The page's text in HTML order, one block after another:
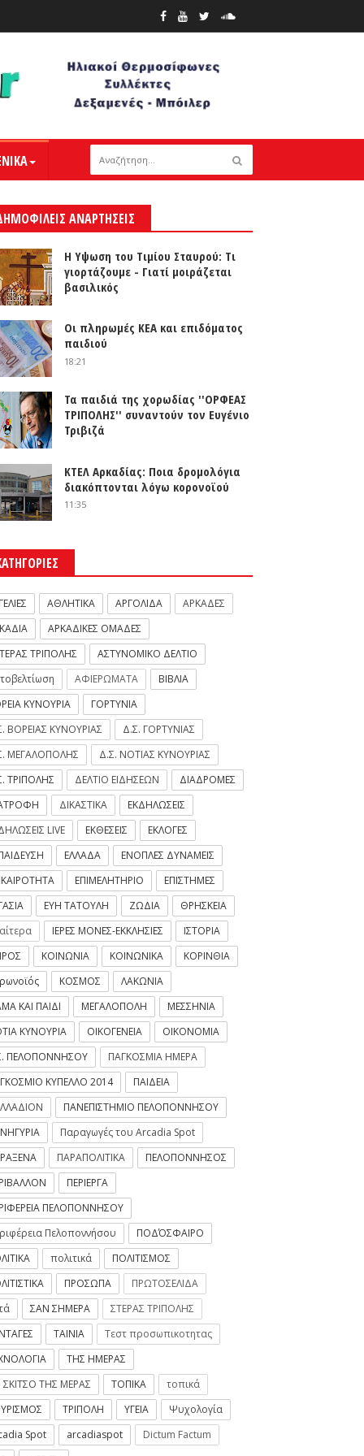
ΑΝΑΡΤΗΣΕΙΣ
Η Υψωση του Τιμίου Σταυρού: Τι
γιορτάζουμε - Γιατί μοιράζεται
βασιλικός
Οι πληρωμές ΚΕΑ και επιδόματος
παιδιού
18:21
Τα παιδιά της χορωδίας ''ΟΡΦΕΑΣ
ΤΡΙΠΟΛΗΣ'' συναντούν τον Ευγένιο
Τριβιζά
ΚΤΕΛ Αρκαδίας: Ποια δρομολόγια
διακόπτονται λόγω κορονοϊού
11:35
ΑΘΛΗΤΙΚΑ ΑΡΓΟΛΙΔΑ
ΑΡΚΑΔΕΣ
ΑΡΚΑΔΙΚΕΣ ΟΜΑΔΕΣ
ΤΡΙΠΟΛΗΣ
ΑΣΤΥΝΟΜΙΚΟ ΔΕΛΤΙΟ
ΑΦΙΕΡΩΜΑΤΑ
ΒΙΒΛΙΑ
ΚΥΝΟΥΡΙΑ
ΓΟΡΤΥΝΙΑ
ΒΟΡΕΙΑΣ ΚΥΝΟΥΡΙΑΣ
Δ.Σ. ΓΟΡΤΥΝΙΑΣ
ΜΕΓΑΛΟΠΟΛΗΣ
Δ.Σ. ΝΟΤΙΑΣ ΚΥΝΟΥΡΙΑΣ
ΤΡΙΠΟΛΗΣ
ΔΕΛΤΙΟ ΕΙΔΗΣΕΩΝ
ΔΙΑΔΡΟΜΕΣ
ΔΙΚΑΣΤΙΚΑ
ΕΚΔΗΛΩΣΕΙΣ
LIVE
ΕΚΘΕΣΕΙΣ
ΕΚΛΟΓΕΣ
ΕΛΛΑΔΑ
ΕΝΟΠΛΕΣ ΔΥΝΑΜΕΙΣ
ΕΠΙΜΕΛΗΤΗΡΙΟ
ΕΠΙΣΤΗΜΕΣ
ΕΥΗ ΤΑΤΟΥΛΗ ΖΩΔΙΑ
ΘΡΗΣΚΕΙΑ
ΙΕΡΕΣ ΜΟΝΕΣ-ΕΚΚΛΗΣΙΕΣ
ΙΣΤΟΡΙΑ
ΚΟΙΝΩΝΙΑ ΚΟΙΝΩΝΙΚΑ
ΚΟΡΙΝΘΙΑ
ΚΟΣΜΟΣ
ΛΑΚΩΝΙΑ
ΚΑΙ ΠΑΙΔΙ
ΜΕΓΑΛΟΠΟΛΗ
ΜΕΣΣΗΝΙΑ
ΚΥΝΟΥΡΙΑ
ΟΙΚΟΓΕΝΕΙΑ
ΟΙΚΟΝΟΜΙΑ
ΠΕΛΟΠΟΝΝΗΣΟΥ
ΠΑΓΚΟΣΜΙΑ ΗΜΕΡΑ
ΚΥΠΕΛΛΟ 2014
ΠΑΙΔΕΙΑ
ΠΑΝΕΠΙΣΤΗΜΙΟ ΠΕΛΟΠΟΝΝΗΣΟΥ
Παραγωγές του Arcadia Spot
ΠΑΡΑΠΟΛΙΤΙΚΑ
ΠΕΛΟΠΟΝΝΗΣΟΣ
ΠΕΡΙΕΡΓΑ
ΠΕΛΟΠΟΝΝΗΣΟΥ
Πελοποννήσου
ΠΟΔΌΣΦΑΙΡΟ
πολιτικά
ΠΟΛΙΤΙΣΜΟΣ
ΠΡΟΣΩΠΑ
ΠΡΩΤΟΣΕΛΙΔΑ
ΣΑΝ ΣΗΜΕΡΑ
ΣΤΕΡΑΣ ΤΡΙΠΟΛΗΣ
ΤΑΙΝΙΑ
Τεστ προσωπικοτητας
ΤΗΣ ΗΜΕΡΑΣ
ΤΗΣ ΜΕΡΑΣ
ΤΟΠΙΚΑ
τοπικά
ΤΡΙΠΟΛΗ ΥΓΕΙΑ
Ψυχολογία
Spot
arcadiaspot
Dictum Factum